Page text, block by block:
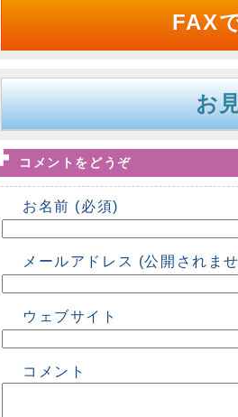
FAX
お
コメントをどうぞ
お名前 (必須)
メールアドレス (公開されま
ウェブサイト
コメント